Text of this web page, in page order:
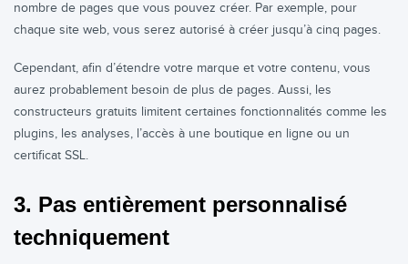
nombre de pages que vous pouvez créer. Par exemple, pour
chaque site web, vous serez autorisé à créer jusqu’à cinq pages.
Cependant, afin d’étendre votre marque et votre contenu, vous
aurez probablement besoin de plus de pages. Aussi, les
constructeurs gratuits limitent certaines fonctionnalités comme les
plugins, les analyses, l’accès à une boutique en ligne ou un
certificat SSL.
3. Pas entièrement personnalisé
techniquement